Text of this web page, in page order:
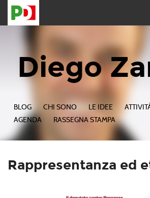
Diego
BLOG CHI SONO LE IDEE
AGENDA
RASSEGNA STAMPA
Rappresentanza ed